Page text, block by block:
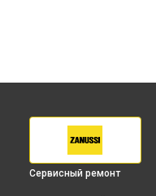
Сервисный ремонт